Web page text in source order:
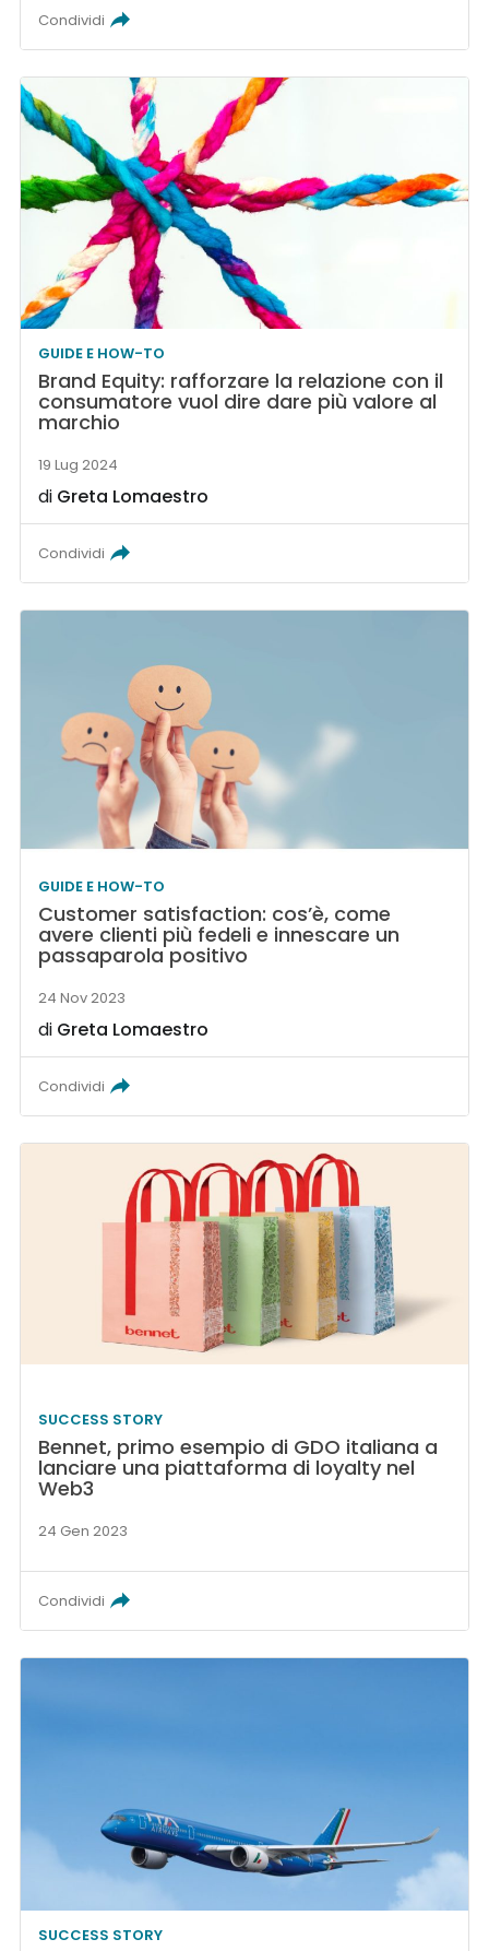
Condividi
GUIDE E HOW-TO
Brand Equity: rafforzare la relazione con il
consumatore vuol dire dare più valore al
marchio
19 Lug 2024
di Greta Lomaestro
Condividi
GUIDE E HOW-TO
Customer satisfaction: cos’è, come
avere clienti più fedeli e innescare un
passaparola positivo
24 Nov 2023
di Greta Lomaestro
Condividi
SUCCESS STORY
Bennet, primo esempio di GDO italiana a
lanciare una piattaforma di loyalty nel
Web3
24 Gen 2023
Condividi
SUCCESS STORY